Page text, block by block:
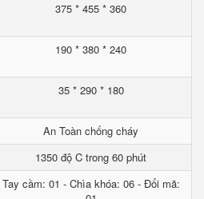
375 * 455 * 360
190 * 380 * 240
35 * 290 * 180
An Toàn chống cháy
1350 độ C trong 60 phút
Tay cầm: 01 - Chìa khóa: 06 - Đổi mã: